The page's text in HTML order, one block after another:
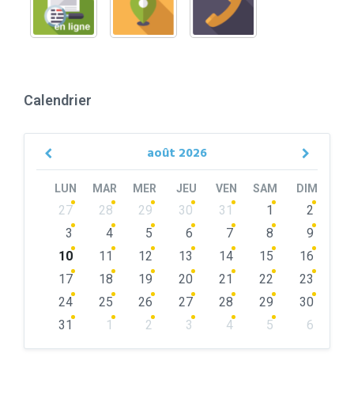
Calendrier
août 2026
Previous
LUN MAR MER JEU VEN SAM DIM
Skip
calendar
27 28 29 30 31 1
2
3
4 5 6 7 8
9
10
11 12 13 14 15
16
17
18 19 20 21 22
23
24
25 26 27 28 29
30
31
1 2 3 4 5
6